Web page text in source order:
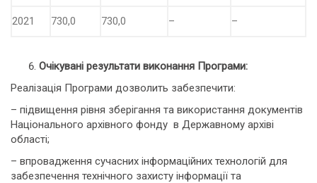
2021 730,0 730,0 – –
Очікувані результати виконання Програми:
Реалізація Програми дозволить забезпечити:
– підвищення рівня зберігання та використання документів
Національного архівного фонду в Державному архіві
області;
– впровадження сучасних інформаційних технологій для
забезпечення технічного захисту інформації та